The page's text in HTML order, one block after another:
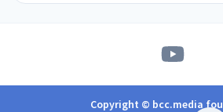
Copyright © bcc.media